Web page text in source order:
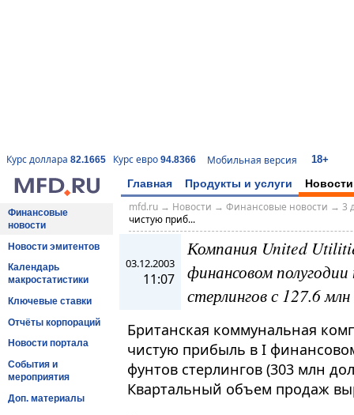
Курс доллара 82.1665 Курс евро 94.8366 Мобильная версия 18+
Главная Продукты и услуги Новости
Финансовые
новости
Новости эмитентов
Календарь
макростатистики
Ключевые ставки
Отчёты корпораций
Новости портала
События и
мероприятия
Доп. материалы
mfd.ru→ Новости → Финансовые новости → 3
чистую приб...
03.12.2003
11:07
Компания United
финансовом
стерлингов с 127.6
Британская коммунальная
чистую прибыль в I
фунтов стерлингов (303 млн
Квартальный объем продаж